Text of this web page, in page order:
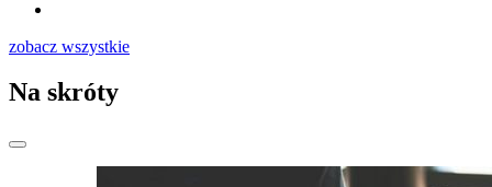
zobacz wszystkie
Na skróty